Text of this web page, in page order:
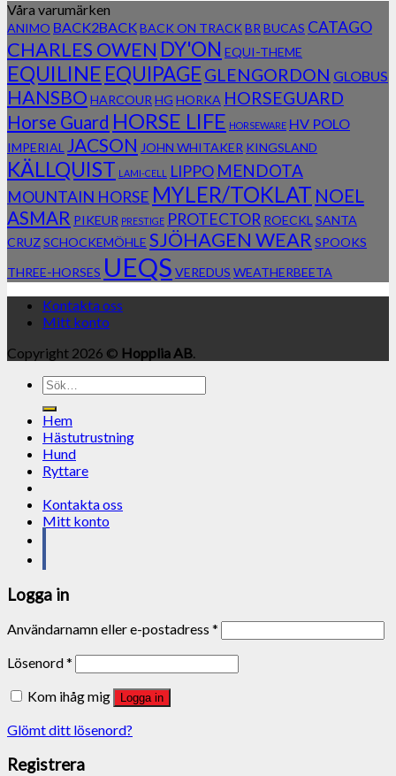
Våra varumärken
ANIMO BACK2BACKBACK ON TRACK BR BUCAS CATAGO
CHARLES OWEN DY'ON EQUI-THEME
EQUILINE EQUIPAGE GLENGORDON GLOBUS
HANSBO HARCOUR HG HORKA HORSEGUARD
Horse Guard HORSE LIFE HORSEWARE HV POLO
IMPERIAL JACSON JOHN WHITAKER KINGSLAND
KÄLLQUIST LAMI-CELL LIPPO MENDOTA
MOUNTAIN HORSE MYLER/TOKLAT NOEL
ASMAR PIKEUR PRESTIGE PROTECTOR ROECKL SANTA
CRUZSCHOCKEMÖHLE SJÖHAGEN WEAR SPOOKS
THREE-HORSES UEQS VEREDUS WEATHERBEETA
Kontakta oss
Mitt konto
Copyright 2026 © Hopplia AB.
Sök
efter:
Hem
Hästutrustning
Hund
Ryttare
Kontakta oss
Mitt konto
Logga in
Användarnamn eller e-postadress *
Lösenord*
Kom ihåg mig
Logga in
Glömt ditt lösenord?
Registrera